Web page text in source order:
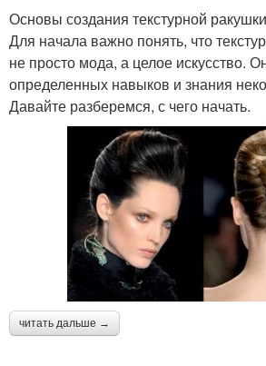
Основы создания текстурной ракушки
Для начала важно понять, что
не просто мода, а целое искусство.
определенных навыков и знания
Давайте разберемся, с чего начать.
читать дальше →